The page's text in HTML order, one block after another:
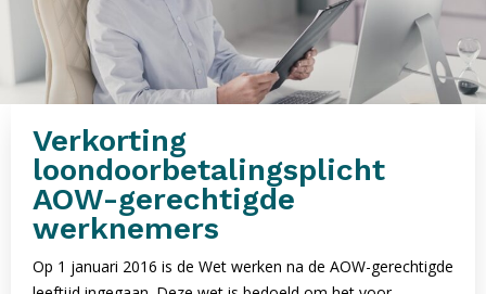
Verkorting
loondoorbetalingsplicht
AOW-gerechtigde
werknemers
Op 1 januari 2016 is de Wet werken na de AOW-gerechtigde